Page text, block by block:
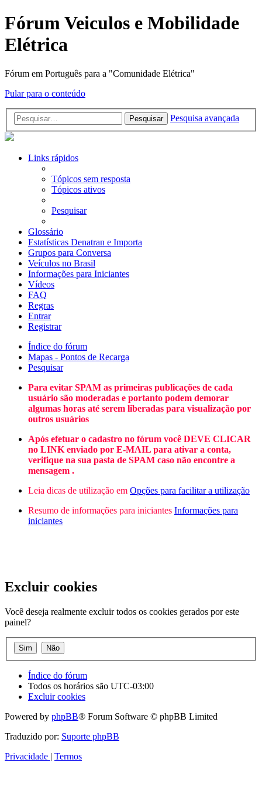
Fórum Veiculos e Mobilidade
Elétrica
Fórum em Português para a "Comunidade Elétrica"
Pular para o conteúdo
Pesquisar Pesquisa avançada
Links rápidos
Tópicos sem resposta
Tópicos ativos
Pesquisar
Glossário
Estatísticas Denatran e Importa
Grupos para Conversa
Veículos no Brasil
Informações para Iniciantes
Vídeos
FAQ
Regras
Entrar
Registrar
Índice do fórum
Mapas - Pontos de Recarga
Pesquisar
Para evitar SPAM as primeiras publicações de cada
usuário são moderadas e portanto podem demorar
algumas horas até serem liberadas para visualização por
outros usuários
Após efetuar o cadastro no fórum você DEVE CLICAR
no LINK enviado por E-MAIL para ativar a conta,
verifique na sua pasta de SPAM caso não encontre a
mensagem .
Leia dicas de utilização em Opções para facilitar a utilização
Resumo de informações para iniciantes Informações para
iniciantes
Excluir cookies
Você deseja realmente excluir todos os cookies gerados por este
painel?
Índice do fórum
Todos os horários são UTC-03:00
Excluir cookies
Powered by phpBB® Forum Software © phpBB Limited
Traduzido por: Suporte phpBB
Privacidade | Termos